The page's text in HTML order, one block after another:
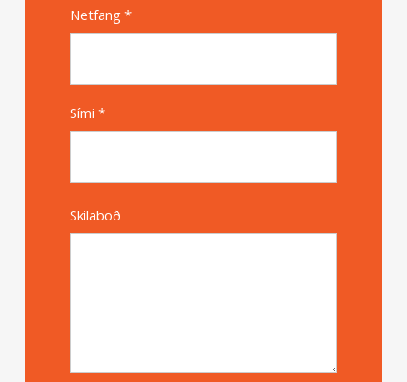
Netfang *
Sími *
Skilaboð